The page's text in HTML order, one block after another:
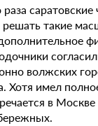
решать такие
волжских
Хотя имел
в